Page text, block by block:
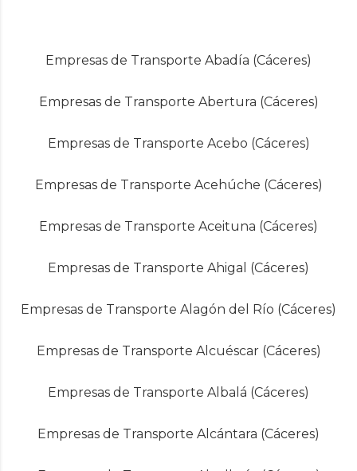
Empresas de Transporte Abadía (Cáceres)
Empresas de Transporte Abertura (Cáceres)
Empresas de Transporte Acebo (Cáceres)
Empresas de Transporte Acehúche (Cáceres)
Empresas de Transporte Aceituna (Cáceres)
Empresas de Transporte Ahigal (Cáceres)
Empresas de Transporte Alagón del Río (Cáceres)
Empresas de Transporte Alcuéscar (Cáceres)
Empresas de Transporte Albalá (Cáceres)
Empresas de Transporte Alcántara (Cáceres)